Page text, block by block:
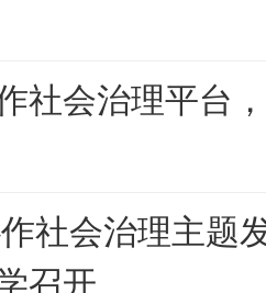
社会治理平台
社会治理主题
召开